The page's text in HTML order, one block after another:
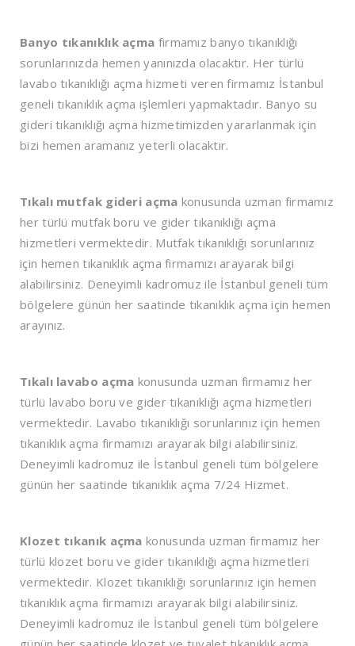
Banyo tıkanıklık açma firmamız banyo tıkanıklığı
sorunlarınızda hemen yanınızda olacaktır. Her türlü
lavabo tıkanıklığı açma hizmeti veren firmamız İstanbul
geneli tıkanıklık açma işlemleri yapmaktadır. Banyo su
gideri tıkanıklığı açma hizmetimizden yararlanmak için
bizi hemen aramanız yeterli olacaktır.
Tıkalı mutfak gideri açma konusunda uzman firmamız
her türlü mutfak boru ve gider tıkanıklığı açma
hizmetleri vermektedir. Mutfak tıkanıklığı sorunlarınız
için hemen tıkanıklık açma firmamızı arayarak bilgi
alabilirsiniz. Deneyimli kadromuz ile İstanbul geneli tüm
bölgelere günün her saatinde tıkanıklık açma için hemen
arayınız.
Tıkalı lavabo açma konusunda uzman firmamız her
türlü lavabo boru ve gider tıkanıklığı açma hizmetleri
vermektedir. Lavabo tıkanıklığı sorunlarınız için hemen
tıkanıklık açma firmamızı arayarak bilgi alabilirsiniz.
Deneyimli kadromuz ile İstanbul geneli tüm bölgelere
günün her saatinde tıkanıklık açma 7/24 Hizmet.
Klozet tıkanık açma konusunda uzman firmamız her
türlü klozet boru ve gider tıkanıklığı açma hizmetleri
vermektedir. Klozet tıkanıklığı sorunlarınız için hemen
tıkanıklık açma firmamızı arayarak bilgi alabilirsiniz.
Deneyimli kadromuz ile İstanbul geneli tüm bölgelere